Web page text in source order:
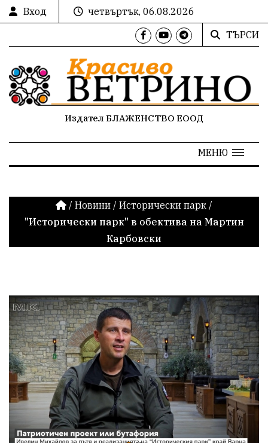
Вход
четвъртък, 06.08.2026
ТЪРСИ
Издател БЛАЖЕНСТВО ЕООД
МЕНЮ
/ Новини / Исторически парк /
"Исторически парк" в обектива на Мартин
Карбовски